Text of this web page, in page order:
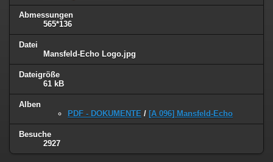
Abmessungen
565*136
Datei
Mansfeld-Echo Logo.jpg
Dateigröße
61 kB
Alben
PDF - DOKUMENTE / [A 096] Mansfeld-Echo
Besuche
2927